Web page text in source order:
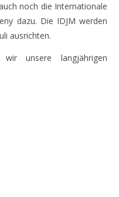
noch die Internationale
dazu. Die IDJM werden
ausrichten.
unsere langjährigen